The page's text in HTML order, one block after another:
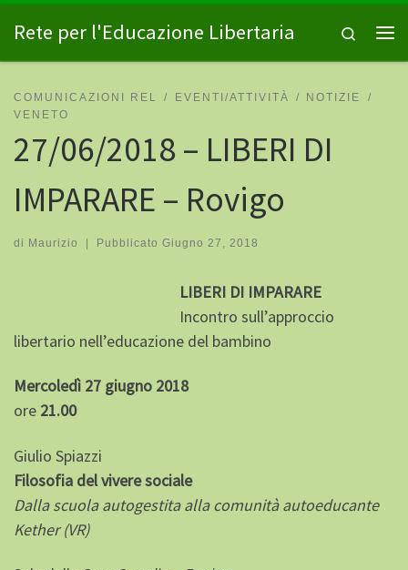
Passa al contenuto
Rete per l'Educazione Libertaria
Search
COMUNICAZIONI REL EVENTI/ATTIVITÀ
NOTIZIE
VENETO
27/06/2018 – LIBERI DI
IMPARARE – Rovigo
di Maurizio | Pubblicato Giugno 27, 2018
LIBERI DI IMPARARE
Incontro sull’approccio
libertario nell’educazione del bambino
Mercoledì 27 giugno 2018
ore 21.00
Giulio Spiazzi
Filosofia del vivere sociale
Dalla scuola autogestita alla comunità autoeducante
Kether (VR)